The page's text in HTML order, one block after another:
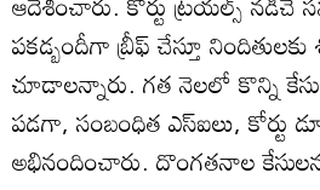
పకడ్బందీగా బ్రీఫ్‌ చేస్తూ నిందితులకు
చూడాలన్నారు. గత నెలలో కొన్ని
పడగా, సంబంధిత ఎస్‌ఐలు, కోర్టు
అభినందించారు. దొంగతనాల